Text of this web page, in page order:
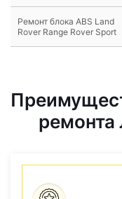
Ремонт блока ABS Land
Rover Range Rover Sport
ремонта